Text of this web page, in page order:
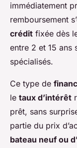
immédiatement
remboursement
crédit fixée dès
entre 2 et 15 ans
spécialisés.
Ce type de
le taux d’intérêt
prêt, sans
partie du prix
bateau neuf ou